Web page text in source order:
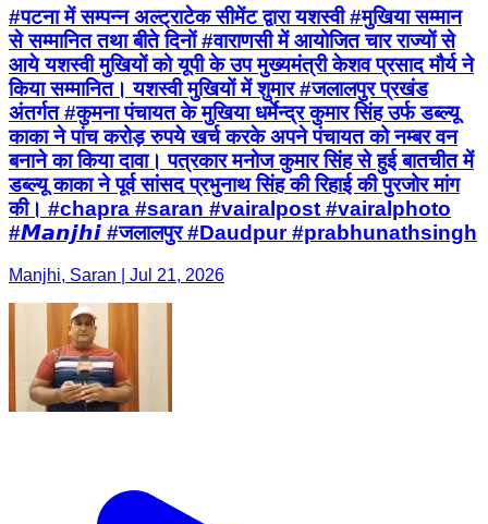
#पटना में सम्पन्न अल्ट्राटेक सीमेंट द्वारा यशस्वी #मुखिया सम्मान
से सम्मानित तथा बीते दिनों #वाराणसी में आयोजित चार राज्यों से
आये यशस्वी मुखियों को यूपी के उप मुख्यमंत्री केशव प्रसाद मौर्य ने
किया सम्मानित। यशस्वी मुखियों में शुमार #जलालपुर प्रखंड
अंतर्गत #कुमना पंचायत के मुखिया धर्मेन्द्र कुमार सिंह उर्फ डब्ल्यू
काका ने पांच करोड़ रुपये खर्च करके अपने पंचायत को नम्बर वन
बनाने का किया दावा। पत्रकार मनोज कुमार सिंह से हुई बातचीत में
डब्ल्यू काका ने पूर्व सांसद प्रभुनाथ सिंह की रिहाई की पुरजोर मांग
की। #chapra #saran #vairalpost #vairalphoto
#𝙈𝙖𝙣𝙟𝙝𝙞 #जलालपुर #Daudpur #prabhunathsingh
Manjhi, Saran | Jul 21, 2026